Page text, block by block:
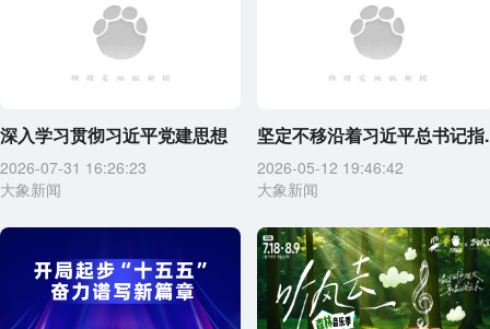
深入学习贯彻习近平党建思想
2026-07-31 16:26:23
大象新闻
坚定不移沿着习近平总书记指
2026-05-12 19:46:42
大象新闻